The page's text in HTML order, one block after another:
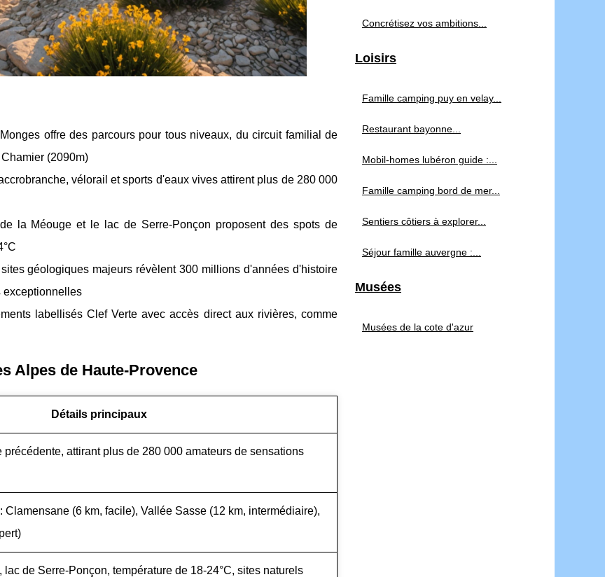
offre des parcours pour tous niveaux, du circuit familial de
(2090m)
vélorail et sports d'eaux vives attirent plus de 280 000
la Méouge et le lac de Serre-Ponçon proposent des spots de
géologiques majeurs révèlent 300 millions d'années d'histoire
exceptionnelles
labellisés Clef Verte avec accès direct aux rivières, comme
Alpes de Haute-Provence
Détails principaux
précédente, attirant plus de 280 000 amateurs de sensations
Clamensane (6 km, facile), Vallée Sasse (12 km, intermédiaire),
de Serre-Ponçon, température de 18-24°C, sites naturels
Concrétisez vos ambitions...
Loisirs
Famille camping puy en velay...
Restaurant bayonne...
Mobil-homes lubéron guide :...
Famille camping bord de mer...
Sentiers côtiers à explorer...
Séjour famille auvergne :...
Musées
Musées de la cote d'azur